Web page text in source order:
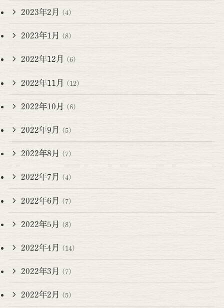
2023年2月 (4)
2023年1月 (8)
2022年12月 (6)
2022年11月 (12)
2022年10月 (6)
2022年9月 (5)
2022年8月 (7)
2022年7月 (4)
2022年6月 (7)
2022年5月 (8)
2022年4月 (14)
2022年3月 (7)
2022年2月 (5)